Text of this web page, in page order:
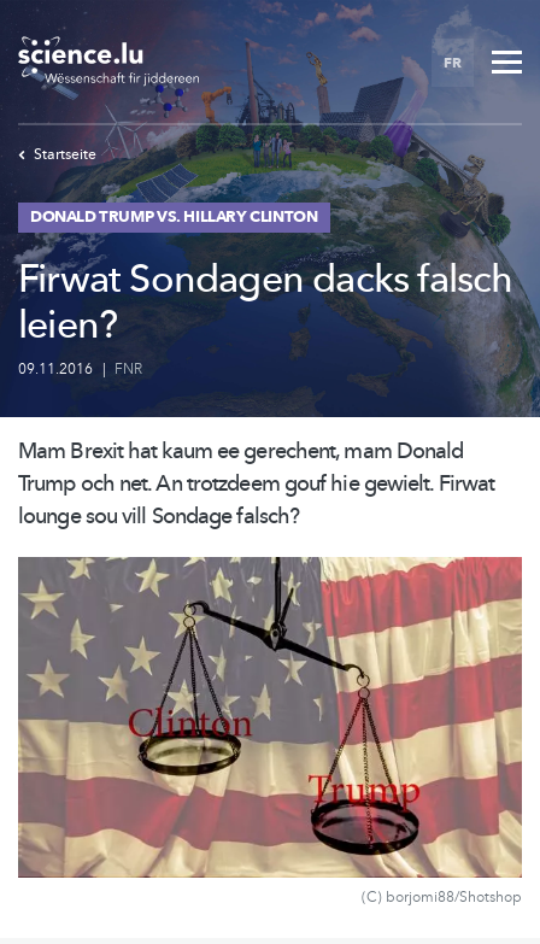
to
main
content
FR
Startseite
DONALD TRUMP VS. HILLARY CLINTON
Firwat Sondagen dacks falsch
leien?
09.11.2016 | FNR
Mam Brexit hat kaum ee gerechent, mam Donald
Trump och net. An trotzdeem gouf hie gewielt. Firwat
lounge sou vill Sondage falsch?
(C) borjomi88/Shotshop